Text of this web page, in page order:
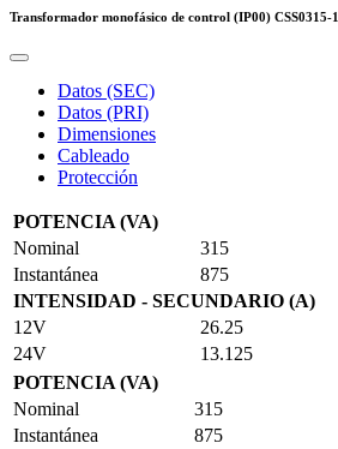
Transformador monofásico de control (IP00) CSS0315-1
Datos (SEC)
Datos (PRI)
Dimensiones
Cableado
Protección
POTENCIA (VA)
Nominal
315
Instantánea
875
INTENSIDAD - SECUNDARIO (A)
12V
26.25
24V
13.125
POTENCIA (VA)
Nominal
315
Instantánea
875